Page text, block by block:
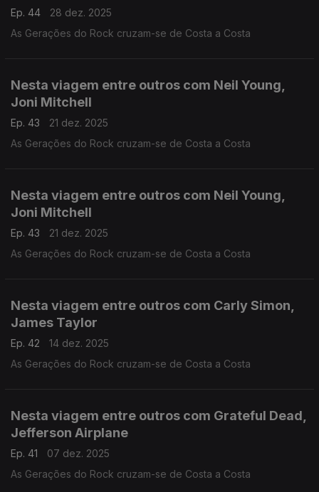
Ep. 44
28 dez. 2025
As Gerações do Rock cruzam-se de Costa a Costa
Nesta viagem entre outros com Neil Young,
Joni Mitchell
Ep. 43
21 dez. 2025
As Gerações do Rock cruzam-se de Costa a Costa
Nesta viagem entre outros com Neil Young,
Joni Mitchell
Ep. 43
21 dez. 2025
As Gerações do Rock cruzam-se de Costa a Costa
Nesta viagem entre outros com Carly Simon,
James Taylor
Ep. 42
14 dez. 2025
As Gerações do Rock cruzam-se de Costa a Costa
Nesta viagem entre outros com Grateful Dead,
Jefferson Airplane
Ep. 41
07 dez. 2025
As Gerações do Rock cruzam-se de Costa a Costa